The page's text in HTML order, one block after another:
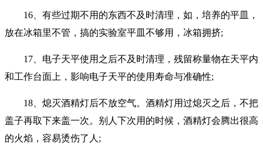
16、有些过期不用的东西不及时清理，如，培养的平皿，
放在冰箱里不管，搞的实验室平皿不够用，冰箱拥挤;
17、电子天平使用之后不及时清理，残留称量物在天平内
和工作台面上，影响电子天平的使用寿命与准确性;
18、熄灭酒精灯后不放空气。酒精灯用过熄灭之后，不把
盖子再取下来盖一次。别人下次用的时候，酒精灯会腾出很高
的火焰，容易烫伤了人;